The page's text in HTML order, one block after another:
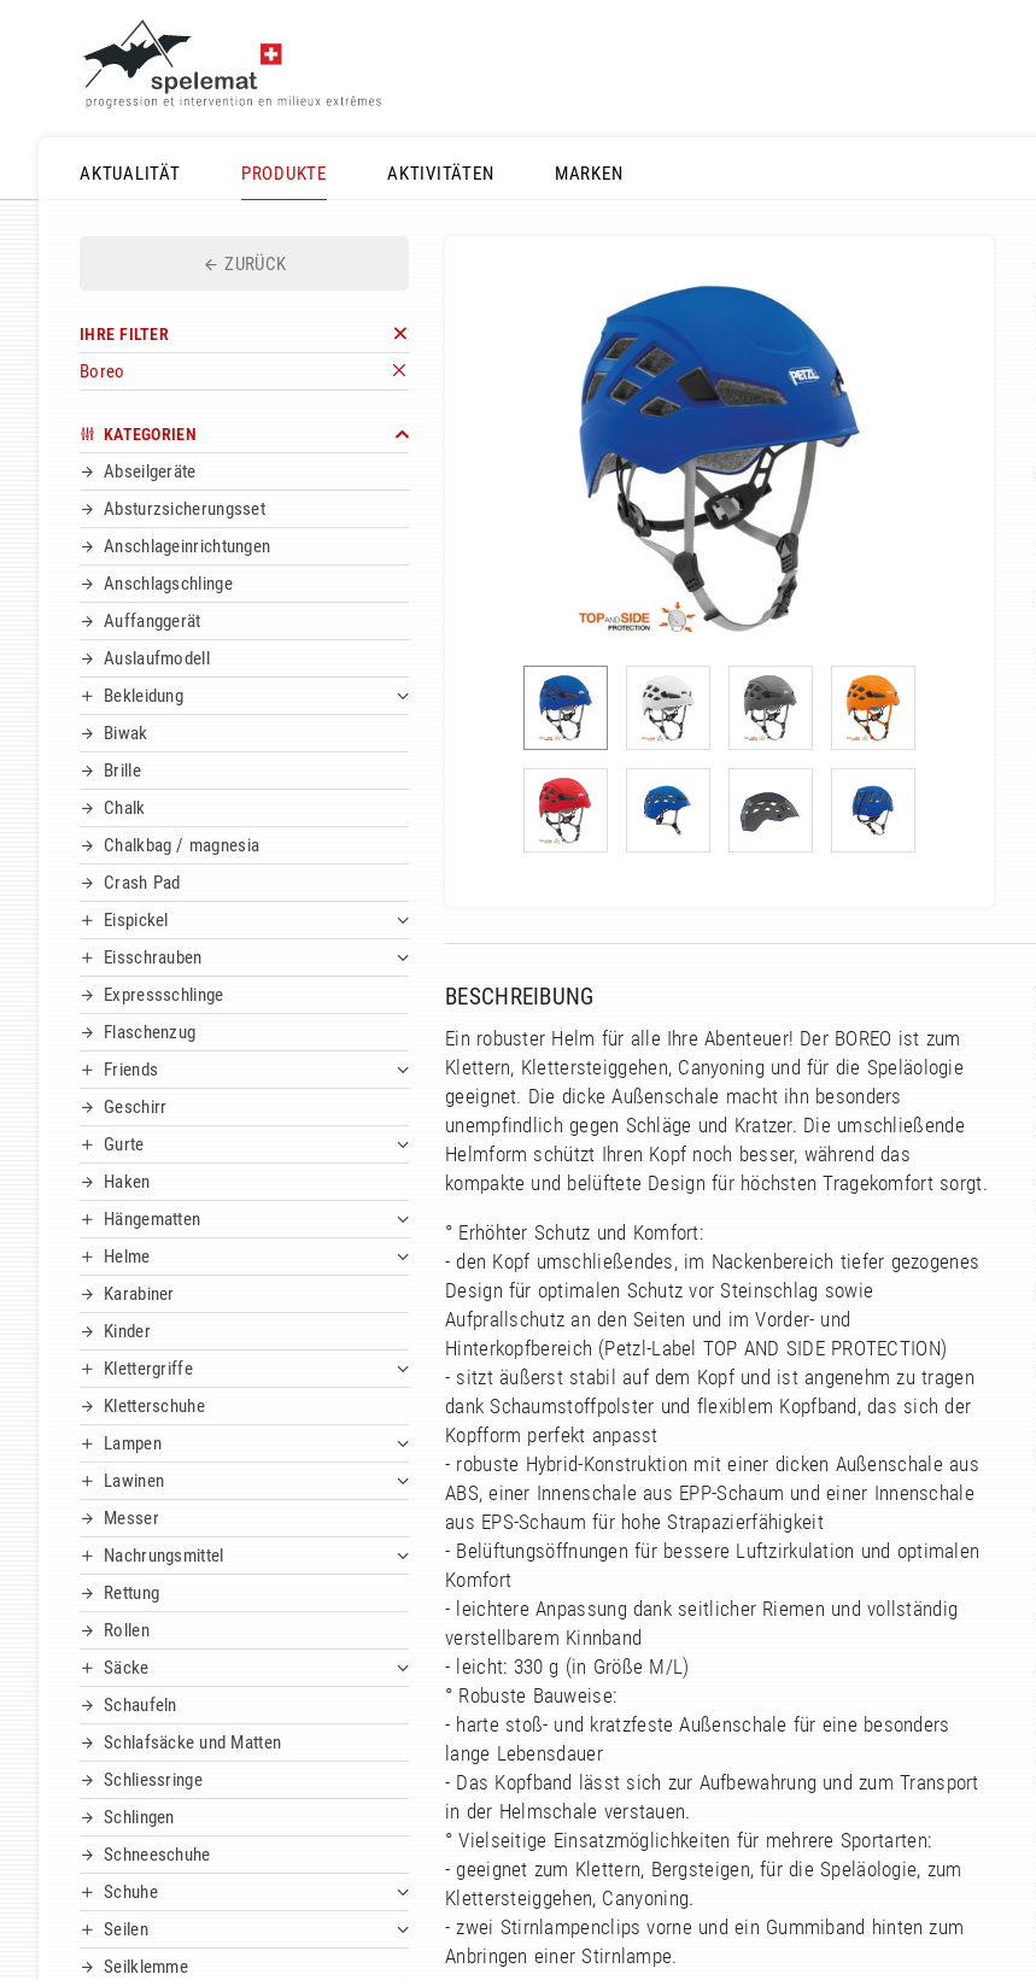
AKTUALITÄT
PRODUKTE AKTIVITÄTEN MARKEN
ZURÜCK
IHRE FILTER
Boreo
KATEGORIEN
Abseilgeräte
Absturzsicherungsset
Anschlageinrichtungen
Anschlagschlinge
Auffanggerät
Auslaufmodell
Bekleidung
Biwak
Brille
Chalk
Chalkbag / magnesia
Crash Pad
Eispickel
Eisschrauben
Expressschlinge
Flaschenzug
Friends
Geschirr
Gurte
Haken
Hängematten
Helme
Karabiner
Kinder
Klettergriffe
Kletterschuhe
Lampen
Lawinen
Messer
Nachrungsmittel
Rettung
Rollen
Säcke
Schaufeln
Schlafsäcke und Matten
Schliessringe
Schlingen
Schneeschuhe
Schuhe
Seilen
Seilklemme
BESCHREIBUNG
Ein robuster Helm für alle Ihre Abenteuer! Der BOREO ist zum
Klettern, Klettersteiggehen, Canyoning und für die Speläologie
geeignet. Die dicke Außenschale macht ihn besonders
unempfindlich gegen Schläge und Kratzer. Die umschließende
Helmform schützt Ihren Kopf noch besser, während das
kompakte und belüftete Design für höchsten Tragekomfort sorgt.
° Erhöhter Schutz und Komfort:
- den Kopf umschließendes, im Nackenbereich tiefer gezogenes
Design für optimalen Schutz vor Steinschlag sowie
Aufprallschutz an den Seiten und im Vorder- und
Hinterkopfbereich (Petzl-Label TOP AND SIDE PROTECTION)
- sitzt äußerst stabil auf dem Kopf und ist angenehm zu tragen
dank Schaumstoffpolster und flexiblem Kopfband, das sich der
Kopfform perfekt anpasst
- robuste Hybrid-Konstruktion mit einer dicken Außenschale aus
ABS, einer Innenschale aus EPP-Schaum und einer Innenschale
aus EPS-Schaum für hohe Strapazierfähigkeit
- Belüftungsöffnungen für bessere Luftzirkulation und optimalen
Komfort
- leichtere Anpassung dank seitlicher Riemen und vollständig
verstellbarem Kinnband
- leicht: 330 g (in Größe M/L)
° Robuste Bauweise:
- harte stoß- und kratzfeste Außenschale für eine besonders
lange Lebensdauer
- Das Kopfband lässt sich zur Aufbewahrung und zum Transport
in der Helmschale verstauen.
° Vielseitige Einsatzmöglichkeiten für mehrere Sportarten:
- geeignet zum Klettern, Bergsteigen, für die Speläologie, zum
Klettersteiggehen, Canyoning.
- zwei Stirnlampenclips vorne und ein Gummiband hinten zum
Anbringen einer Stirnlampe.